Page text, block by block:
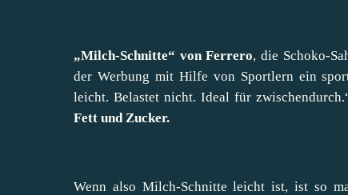
„Milch-Schnitte“ von Ferrero, die Schoko-
der Werbung mit Hilfe von Sportlern ein
leicht. Belastet nicht. Ideal für
Fett und Zucker.
Wenn also Milch-Schnitte leicht ist, ist so